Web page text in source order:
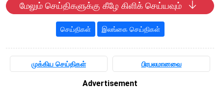
மேலும் செய்திகளுக்கு கீழே கிளிக் செய்யவும்
செய்திகள் இலங்கை செய்திகள்
முக்கிய செய்திகள் பிரபலமானவை
Advertisement